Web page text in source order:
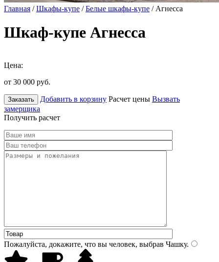
Главная /Шкафы-купе /Белые шкафы-купе / Агнесса
Шкаф-купе Агнесса
Цена:
от 30 000 руб.
Заказать Добавить в корзину Расчет цены Вызвать
замерщика
Получить расчет
Пожалуйста, докажите, что вы человек, выбрав Чашку.